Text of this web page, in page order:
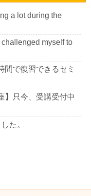
a lot during the
challenged myself to
間で復習できるセミ
】只今、受講受付中
た。